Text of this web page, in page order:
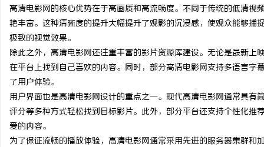
高清电影网的核心优势在于高画质和高流畅度。不同于传统的低清
艳丰富。这种清晰度的提升大幅提升了观影的沉浸感，使观众能够
极致的视觉效果。
除此之外，高清电影网还注重丰富的影片资源库建设。无论是最新
在平台上找到自己喜欢的内容。同时，部分高清电影网支持多语言
了用户体验。
用户界面也是高清电影网设计的重点之一。现代高清电影网通常具
评分等多种方式轻松找到目标影片。此外，部分平台还支持个性化
爱的内容。
为了保证流畅的播放体验，高清电影网通常采用先进的服务器集群